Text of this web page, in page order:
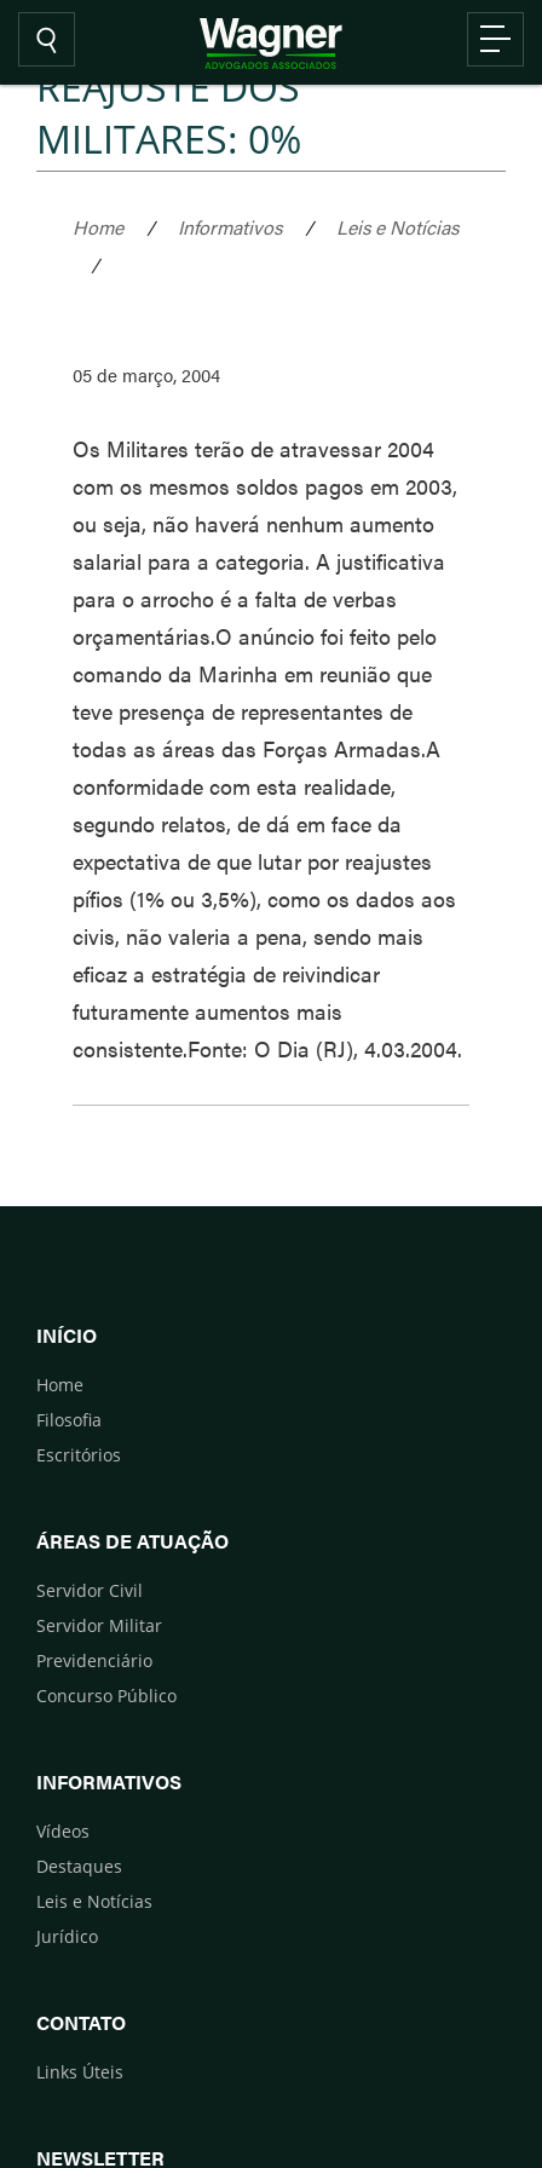
REAJUSTE DOS
MILITARES: 0%
Home / Informativos /
Leis e Notícias
/
05 de março, 2004
Os Militares terão de atravessar 2004
com os mesmos soldos pagos em 2003,
ou seja, não haverá nenhum aumento
salarial para a categoria. A justificativa
para o arrocho é a falta de verbas
orçamentárias.O anúncio foi feito pelo
comando da Marinha em reunião que
teve presença de representantes de
todas as áreas das Forças Armadas.A
conformidade com esta realidade,
segundo relatos, de dá em face da
expectativa de que lutar por reajustes
pífios (1% ou 3,5%), como os dados aos
civis, não valeria a pena, sendo mais
eficaz a estratégia de reivindicar
futuramente aumentos mais
consistente.Fonte: O Dia (RJ), 4.03.2004.
INÍCIO
Home
Filosofia
Escritórios
ÁREAS DE ATUAÇÃO
Servidor Civil
Servidor Militar
Previdenciário
Concurso Público
INFORMATIVOS
Vídeos
Destaques
Leis e Notícias
Jurídico
CONTATO
Links Úteis
NEWSLETTER